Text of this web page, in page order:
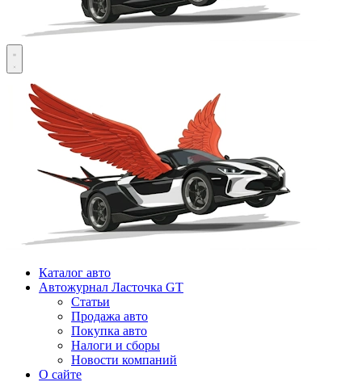
Каталог авто
Автожурнал Ласточка GT
Статьи
Продажа авто
Покупка авто
Налоги и сборы
Новости компаний
О сайте